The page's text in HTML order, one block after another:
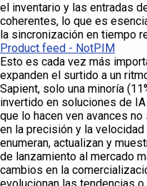
el inventario y las entradas
coherentes, lo que es
la sincronización en tiempo
Product feed - NotPIM
Esto es cada vez más
expanden el surtido a un
Sapient, solo una minoría
invertido en soluciones de
que lo hacen ven avances
en la precisión y la
enumeran, actualizan y
de lanzamiento al mercado
cambios en la